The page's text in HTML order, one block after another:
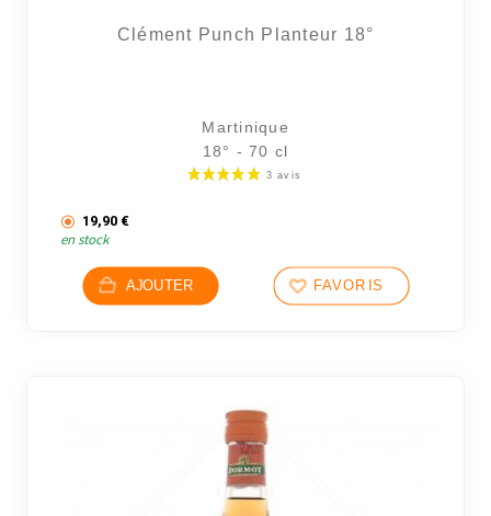
Clément Punch Planteur 18°
Martinique
18° - 70 cl
19,90 €
en stock
AJOUTER FAVORIS